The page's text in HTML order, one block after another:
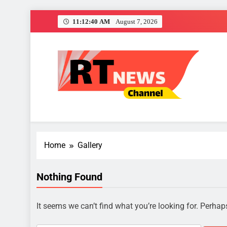
11:12:42 AM August 7, 2026
दतिया सीट
दतिया सीट
RT News
Sabse Tezz Sabse Sahi
Home Gallery
Nothing Found
It seems we can’t find what you’re looking for.